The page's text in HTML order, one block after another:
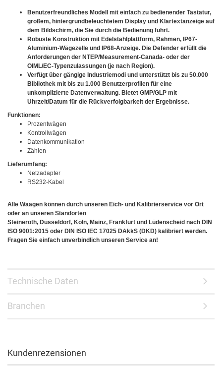
Benutzerfreundliches Modell mit einfach zu bedienender Tastatur,
großem, hintergrundbeleuchtetem Display und Klartextanzeige auf
dem Bildschirm, die Sie durch die Bedienung führt.
Robuste Konstruktion mit Edelstahlplattform, Rahmen, IP67-
Aluminium-Wägezelle und IP68-Anzeige. Die Defender erfüllt die
Anforderungen der NTEP/Measurement-Canada- oder der
OIML/EC-Typenzulassungen (je nach Region).
Verfügt über gängige Industriemodi und unterstützt bis zu 50.000
Bibliothek mit bis zu 1.000 Benutzerprofilen für eine
unkomplizierte Datenverwaltung. Bietet GMP/GLP mit
Uhrzeit/Datum für die Rückverfolgbarkeit der Ergebnisse.
Funktionen:
Prozentwägen
Kontrollwägen
Datenkommunikation
Zählen
Lieferumfang:
Netzadapter
RS232-Kabel
Alle Waagen können durch unseren Eich- und Kalibrierservice vor Ort
oder an unseren Standorten
Steineroth, Düsseldorf, Köln, Mainz, Frankfurt und Lüdenscheid nach DIN
ISO 9001:2015 oder DIN ISO IEC 17025 DAkkS (DKD) kalibriert werden.
Fragen Sie einfach unverbindlich unseren Service an!
Technische Daten
Branchen
Kundenrezensionen